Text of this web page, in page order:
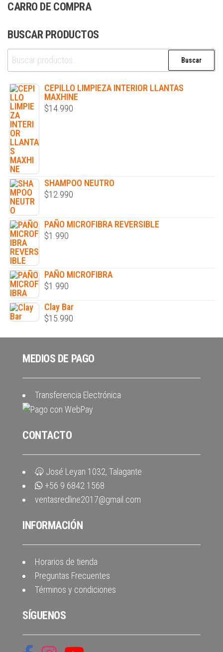
CARRO DE COMPRA
BUSCAR PRODUCTOS
Buscar
CEPILLO LIMPIEZA INTERIOR LLANTAS
MAXHINE
$14.990
SHAMPOO NEUTRO
$12.990
PAÑO MICROFIBRA REVERSIBLE
$1.990
PAÑO MICROFIBRA
$1.990
Clay Bar
$15.990
MEDIOS DE PAGO
Transferencia Electrónica
CONTACTO
José Leyan 1032, Talagante
+56 9 6842 1568
ventasredline2017@gmail.com
INFORMACIÓN
Horarios de tienda
Preguntas Frecuentes
Términos y condiciones
SÍGUENOS